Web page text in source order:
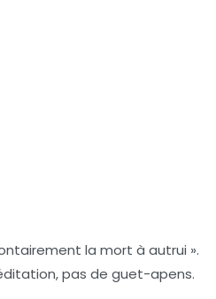
la mort à autrui ».
pas de guet-apens.